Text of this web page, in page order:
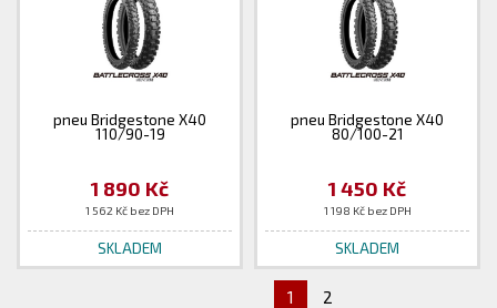
pneu Bridgestone X40
110/90-19
1 890 Kč
1 562 Kč bez DPH
SKLADEM
pneu Bridgestone X40
80/100-21
1 450 Kč
1 198 Kč bez DPH
SKLADEM
1 2